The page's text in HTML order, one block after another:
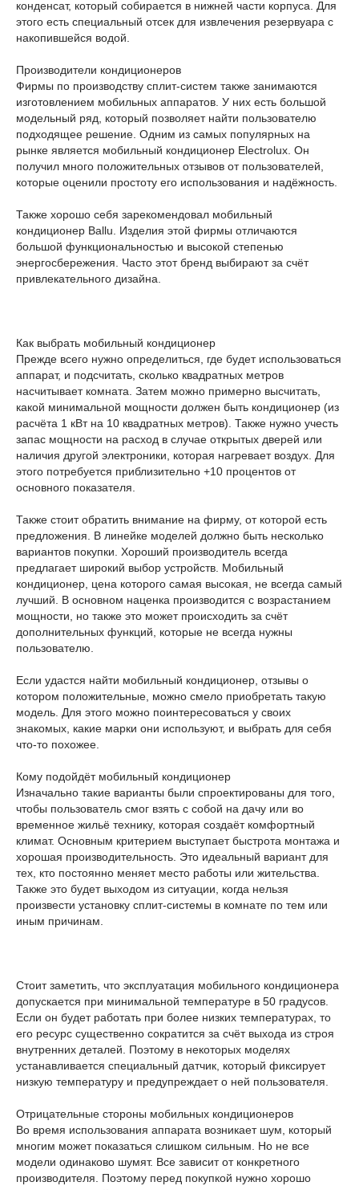
конденсат, который собирается в нижней части корпуса. Для
этого есть специальный отсек для извлечения резервуара с
накопившейся водой.
Производители кондиционеров
Фирмы по производству сплит-систем также занимаются
изготовлением мобильных аппаратов. У них есть большой
модельный ряд, который позволяет найти пользователю
подходящее решение. Одним из самых популярных на
рынке является мобильный кондиционер Electrolux. Он
получил много положительных отзывов от пользователей,
которые оценили простоту его использования и надёжность.
Также хорошо себя зарекомендовал мобильный
кондиционер Ballu. Изделия этой фирмы отличаются
большой функциональностью и высокой степенью
энергосбережения. Часто этот бренд выбирают за счёт
привлекательного дизайна.
Как выбрать мобильный кондиционер
Прежде всего нужно определиться, где будет использоваться
аппарат, и подсчитать, сколько квадратных метров
насчитывает комната. Затем можно примерно высчитать,
какой минимальной мощности должен быть кондиционер (из
расчёта 1 кВт на 10 квадратных метров). Также нужно учесть
запас мощности на расход в случае открытых дверей или
наличия другой электроники, которая нагревает воздух. Для
этого потребуется приблизительно +10 процентов от
основного показателя.
Также стоит обратить внимание на фирму, от которой есть
предложения. В линейке моделей должно быть несколько
вариантов покупки. Хороший производитель всегда
предлагает широкий выбор устройств. Мобильный
кондиционер, цена которого самая высокая, не всегда самый
лучший. В основном наценка производится с возрастанием
мощности, но также это может происходить за счёт
дополнительных функций, которые не всегда нужны
пользователю.
Если удастся найти мобильный кондиционер, отзывы о
котором положительные, можно смело приобретать такую
модель. Для этого можно поинтересоваться у своих
знакомых, какие марки они используют, и выбрать для себя
что-то похожее.
Кому подойдёт мобильный кондиционер
Изначально такие варианты были спроектированы для того,
чтобы пользователь смог взять с собой на дачу или во
временное жильё технику, которая создаёт комфортный
климат. Основным критерием выступает быстрота монтажа и
хорошая производительность. Это идеальный вариант для
тех, кто постоянно меняет место работы или жительства.
Также это будет выходом из ситуации, когда нельзя
произвести установку сплит-системы в комнате по тем или
иным причинам.
Стоит заметить, что эксплуатация мобильного кондиционера
допускается при минимальной температуре в 50 градусов.
Если он будет работать при более низких температурах, то
его ресурс существенно сократится за счёт выхода из строя
внутренних деталей. Поэтому в некоторых моделях
устанавливается специальный датчик, который фиксирует
низкую температуру и предупреждает о ней пользователя.
Отрицательные стороны мобильных кондиционеров
Во время использования аппарата возникает шум, который
многим может показаться слишком сильным. Но не все
модели одинаково шумят. Все зависит от конкретного
производителя. Поэтому перед покупкой нужно хорошо